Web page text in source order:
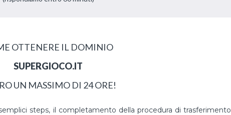
OTTENERE IL DOMINIO
SUPERGIOCO.IT
UN MASSIMO DI 24 ORE!
steps, il completamento della procedura di trasferimento